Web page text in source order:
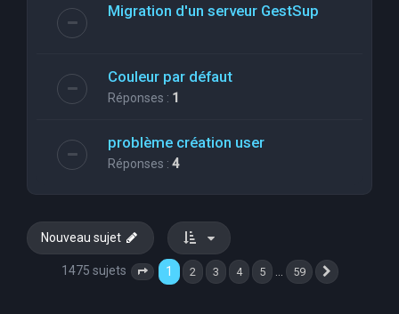
Migration d'un serveur GestSup
Couleur par défaut
Réponses : 1
problème création user
Réponses : 4
Nouveau sujet
1475 sujets Page 1 sur 59
1 2 3 4 5 … 59